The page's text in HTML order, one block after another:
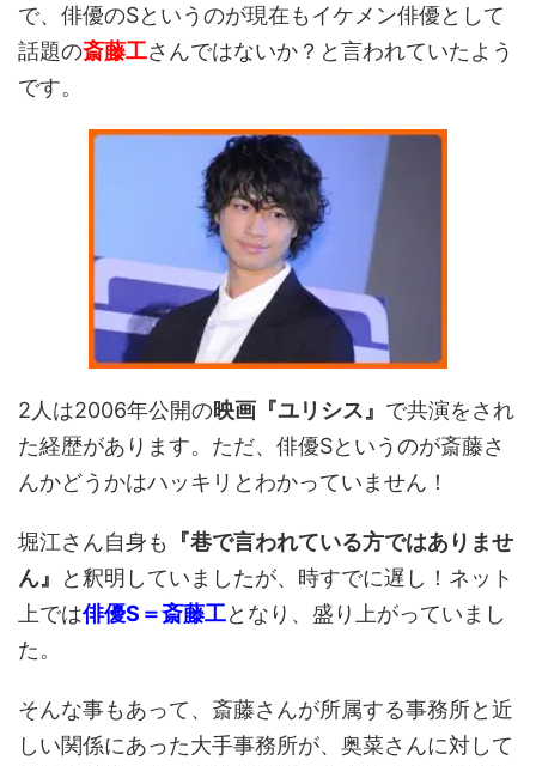
で、俳優のSというのが現在もイケメン俳優として
話題の斎藤工さんではないか？と言われていたよう
です。
2人は2006年公開の映画『ユリシス』 で共演をされ
た経歴があります。ただ、俳優Sというのが斎藤さ
んかどうかはハッキリとわかっていません！
堀江さん自身も
『巷で言われている方ではありませ
ん』
と釈明していましたが、時すでに遅し！ネット
上では俳優S＝斎藤工となり、盛り上がっていまし
た。
そんな事もあって、斎藤さんが所属する事務所と近
しい関係にあった大手事務所が、奥菜さんに対して